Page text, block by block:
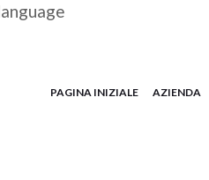
PAGINA INIZIALE AZIENDA